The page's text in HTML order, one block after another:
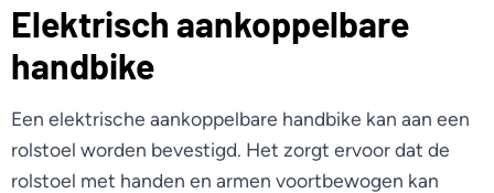
Elektrisch aankoppelbare
handbike
Een elektrische aankoppelbare handbike kan aan een
rolstoel worden bevestigd. Het zorgt ervoor dat de
rolstoel met handen en armen voortbewogen kan